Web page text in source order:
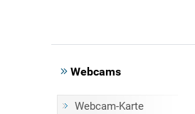
Webcams
Webcam-Karte